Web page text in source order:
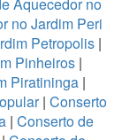
no Jardim Peri
Petropolis |
Pinheiros|
Piratininga |
| Conserto
| Conserto de